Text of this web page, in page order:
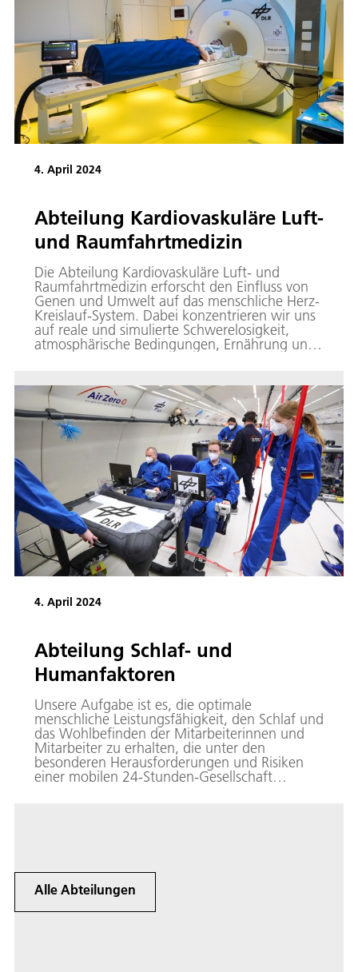
4. April 2024
Abteilung Kardiovaskuläre Luft-
und Raumfahrtmedizin
Die Abteilung Kardiovaskuläre Luft- und
Raumfahrtmedizin erforscht den Einfluss von
Genen und Umwelt auf das menschliche Herz-
Kreislauf-System. Dabei konzentrieren wir uns
auf reale und simulierte Schwerelosigkeit,
atmosphärische Bedingungen, Ernährung und
funktionellen Anpassung des Herz-Kreislauf-
Systems zu verstehen und herauszufinden, wie
diese Reaktionen durch das autonome
Nervensystem integriert werden.
4. April 2024
Abteilung Schlaf- und
Humanfaktoren
Unsere Aufgabe ist es, die optimale
menschliche Leistungsfähigkeit, den Schlaf und
das Wohlbefinden der Mitarbeiterinnen und
Mitarbeiter zu erhalten, die unter den
besonderen Herausforderungen und Risiken
einer mobilen 24-Stunden-Gesellschaft
Alle Abteilungen